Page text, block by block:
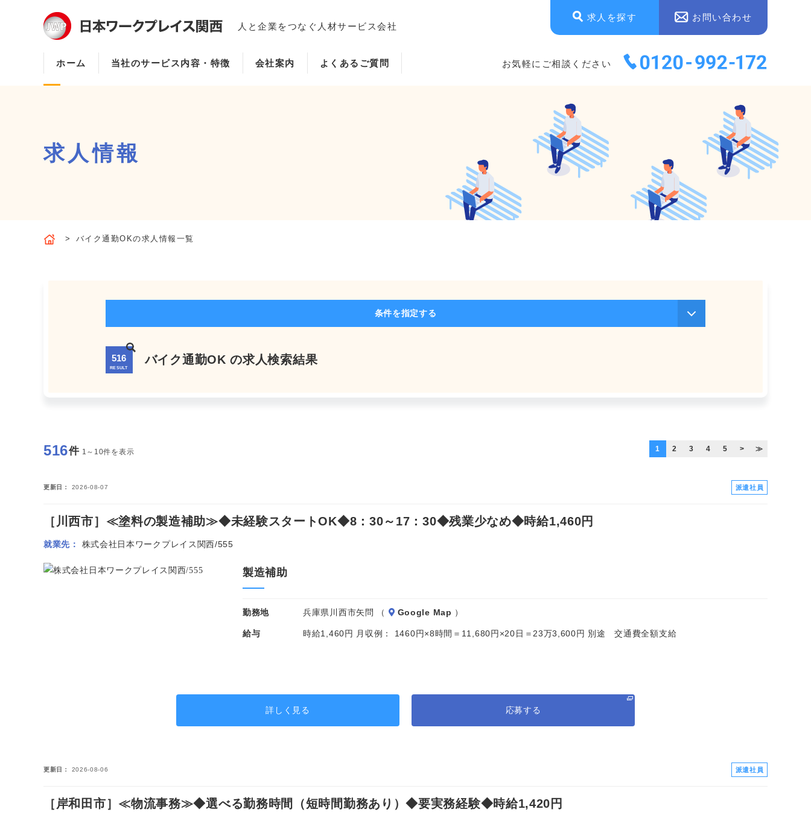
人と企業をつなぐ人材サービス会社
求人を探す お問い合わせ
ホーム 当社のサービス内容・特徴 会社案内 よくあるご質問 お気軽にご相談ください
当社のサービス内容・特徴
よくあるご質問
求人情報
バイク通勤OKの求人情報一覧
条件を指定する
516
RESULT
バイク通勤OK の求人検索結果
516件 1～10件を表示 1 2 3 4 5 > ≫
更新日 2026-08-07 派遣社員
［川西市］≪塗料の製造補助≫◆未経験スタートOK◆8：30～17：30◆残業少なめ◆時給1,460円
就業先 株式会社日本ワークプレイス関西/555
製造補助
勤務地 兵庫県川西市矢問 （ Google Map ）
給与 時給1,460円 月収例： 1460円×8時間＝11,680円×20日＝23万3,600円 別途 交通費全額支給
詳しく見る 応募する
更新日 2026-08-06 派遣社員
［岸和田市］≪物流事務≫◆選べる勤務時間（短時間勤務あり）◆要実務経験◆時給1,420円